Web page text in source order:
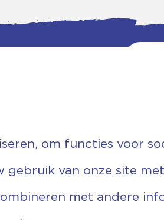
Fiscaal: 819280288
Rek.nr: NL85RABO0127579230
om functies voor
van onze site
met andere